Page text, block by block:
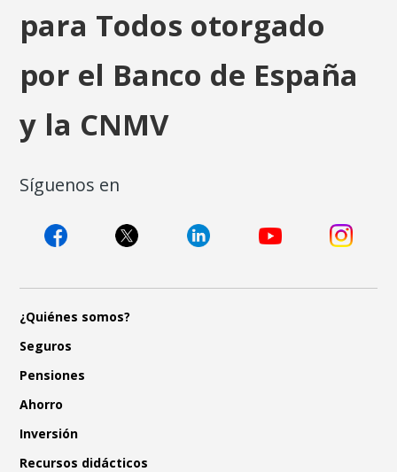
para Todos otorgado
por el Banco de España
y la CNMV
Síguenos en
¿Quiénes somos?
Seguros
Pensiones
Ahorro
Inversión
Recursos didácticos